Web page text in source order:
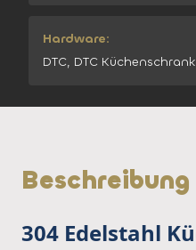
Hardware:
DTC, DTC
304 Edelstahl